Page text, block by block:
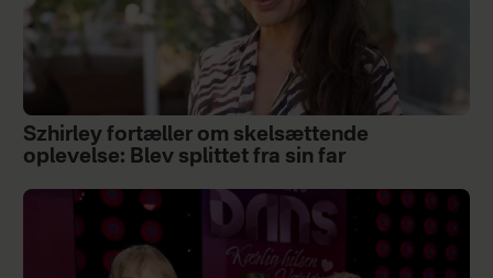
Szhirley fortæller om skelsættende
oplevelse: Blev splittet fra sin far